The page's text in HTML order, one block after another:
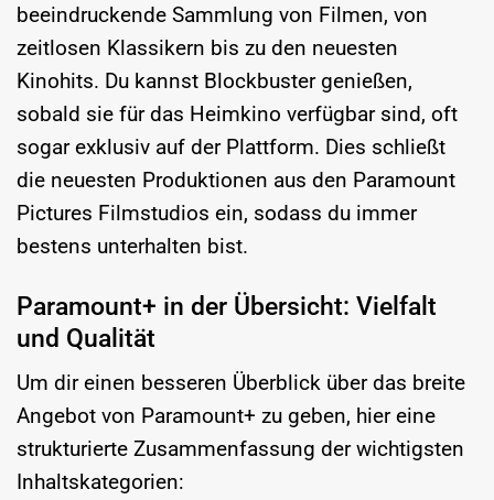
beeindruckende Sammlung von Filmen, von
zeitlosen Klassikern bis zu den neuesten
Kinohits. Du kannst Blockbuster genießen,
sobald sie für das Heimkino verfügbar sind, oft
sogar exklusiv auf der Plattform. Dies schließt
die neuesten Produktionen aus den Paramount
Pictures Filmstudios ein, sodass du immer
bestens unterhalten bist.
Paramount+ in der Übersicht: Vielfalt
und Qualität
Um dir einen besseren Überblick über das breite
Angebot von Paramount+ zu geben, hier eine
strukturierte Zusammenfassung der wichtigsten
Inhaltskategorien: